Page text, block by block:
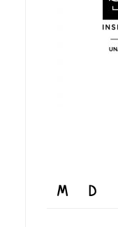
M
D